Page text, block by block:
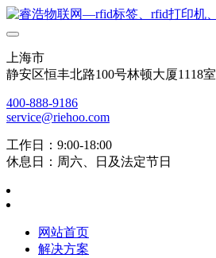
上海市
静安区恒丰北路100号林顿大厦1118室
400-888-9186
service@riehoo.com
工作日：9:00-18:00
休息日：周六、日及法定节日
网站首页
解决方案